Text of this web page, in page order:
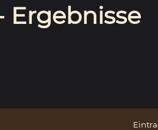
Ergebnisse